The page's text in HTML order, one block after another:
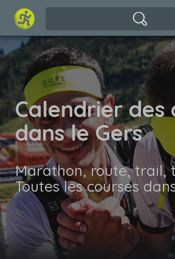
Calendrier des
dans le Gers
Marathon, route, trail,
Toutes les courses